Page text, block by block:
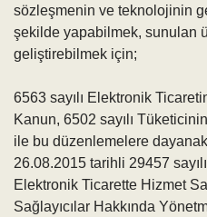
sözleşmenin ve teknolojinin
şekilde yapabilmek, sunulan
geliştirebilmek için;
6563 sayılı Elektronik
Kanun, 6502 sayılı
ile bu düzenlemelere
26.08.2015 tarihli 29457
Elektronik Ticarette Hizmet
Sağlayıcılar Hakkında